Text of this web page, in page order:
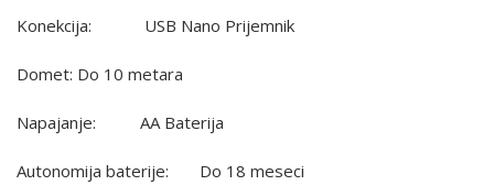
Konekcija: USB Nano Prijemnik
Domet: Do 10 metara
Napajanje: AA Baterija
Autonomija baterije: Do 18 meseci